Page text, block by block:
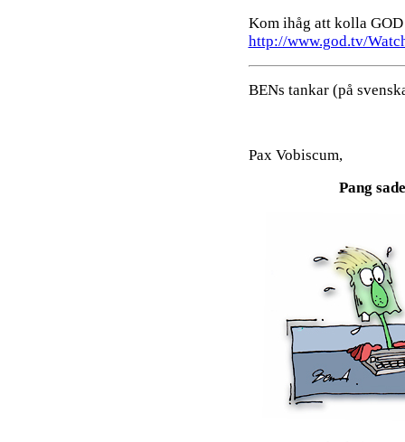
Kom ihåg att kolla
http://www.god.tv/
BENs tankar (på
Pax Vobiscum,
Pang